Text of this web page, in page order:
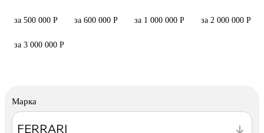
за 500 000 Р за 600 000 Р за 1 000 000 Р за 2 000 000 Р
за 3 000 000 Р
Марка